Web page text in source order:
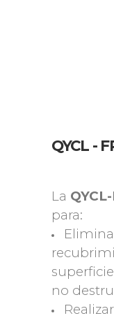
QYCL -
La
para:
no